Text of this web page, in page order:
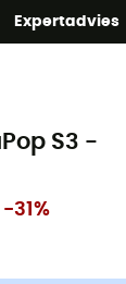
Expertadvies
S3 -
-31%